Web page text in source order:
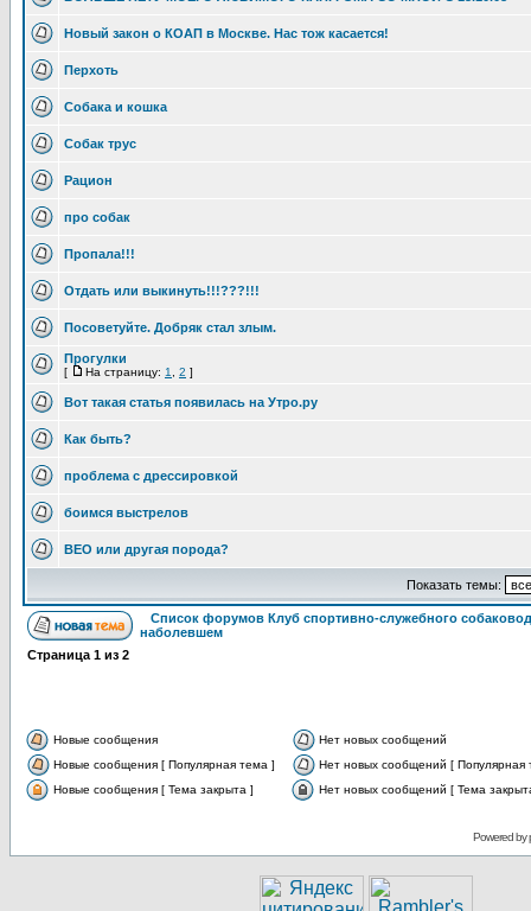
Новый закон о КОАП в Москве. Нас тож касается!
Перхоть
Собака и кошка
Собак трус
Рацион
про собак
Пропала!!!
Отдать или выкинуть!!!???!!!
Посоветуйте. Добряк стал злым.
Прогулки
[ На страницу: 1 2 ]
Вот такая статья появилась на Утро.ру
Как быть?
проблема с дрессировкой
боимся выстрелов
ВЕО или другая порода?
Показать темы:
Список форумов Клуб спортивно-служебного
наболевшем
Страница 1 из 2
Новые сообщения
Нет новых сообщений
Новые сообщения [ Популярная тема ]
Нет новых сообщений [ Популярная
Новые сообщения [ Тема закрыта ]
Нет новых сообщений [ Тема
Powered by